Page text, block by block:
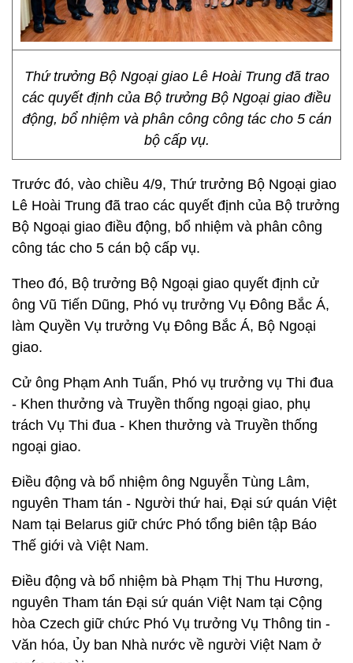
Thứ trưởng Bộ Ngoại giao Lê Hoài Trung đã trao
các quyết định của Bộ trưởng Bộ Ngoại giao điều
động, bổ nhiệm và phân công công tác cho 5 cán
bộ cấp vụ.
Trước đó, vào chiều 4/9, Thứ trưởng Bộ Ngoại giao
Lê Hoài Trung đã trao các quyết định của Bộ trưởng
Bộ Ngoại giao điều động, bổ nhiệm và phân công
công tác cho 5 cán bộ cấp vụ.
Theo đó, Bộ trưởng Bộ Ngoại giao quyết định cử
ông Vũ Tiến Dũng, Phó vụ trưởng Vụ Đông Bắc Á,
làm Quyền Vụ trưởng Vụ Đông Bắc Á, Bộ Ngoại
giao.
Cử ông Phạm Anh Tuấn, Phó vụ trưởng vụ Thi đua
- Khen thưởng và Truyền thống ngoại giao, phụ
trách Vụ Thi đua - Khen thưởng và Truyền thống
ngoại giao.
Điều động và bổ nhiệm ông Nguyễn Tùng Lâm,
nguyên Tham tán - Người thứ hai, Đại sứ quán Việt
Nam tại Belarus giữ chức Phó tổng biên tập Báo
Thế giới và Việt Nam.
Điều động và bổ nhiệm bà Phạm Thị Thu Hương,
nguyên Tham tán Đại sứ quán Việt Nam tại Cộng
hòa Czech giữ chức Phó Vụ trưởng Vụ Thông tin -
Văn hóa, Ủy ban Nhà nước về người Việt Nam ở